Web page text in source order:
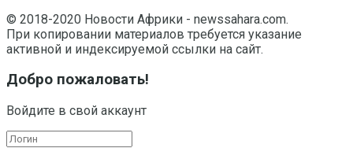
© 2018-2020 Новости Африки - newssahara.com.
При копировании материалов требуется указание
активной и индексируемой ссылки на сайт.
Добро пожаловать!
Войдите в свой аккаунт